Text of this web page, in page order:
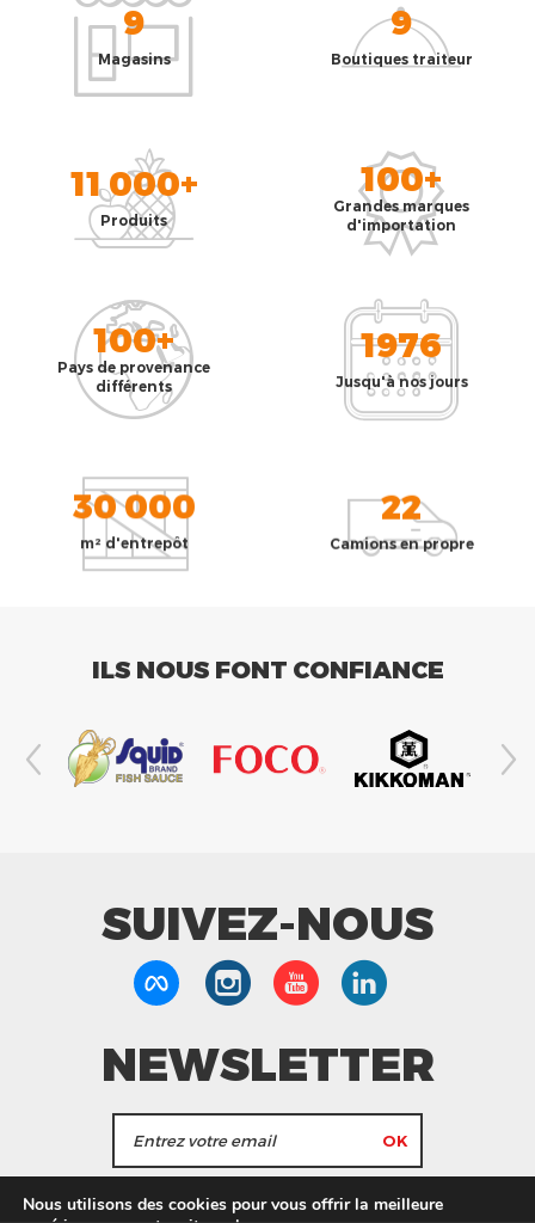
9
Magasins
9
Boutiques traiteur
11 000+
Produits
100+
Grandes marques
d'importation
100+
Pays de provenance
différents
1976
Jusqu'à nos jours
30 000
m² d'entrepôt
22
Camions en propre
ILS NOUS FONT CONFIANCE
SUIVEZ-NOUS
NEWSLETTER
J'accepte de recevoir les actualités et les
Nous utilisons des cookies pour vous offrir la meilleure